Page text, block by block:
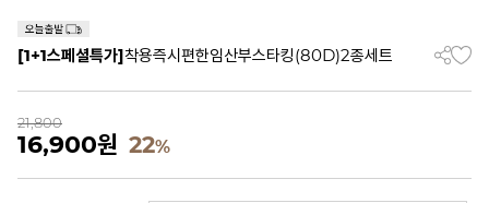
[1+1스페셜특가]착용즉시편한임산부스타킹(80D)2종세트
21,800
16,900원 22%